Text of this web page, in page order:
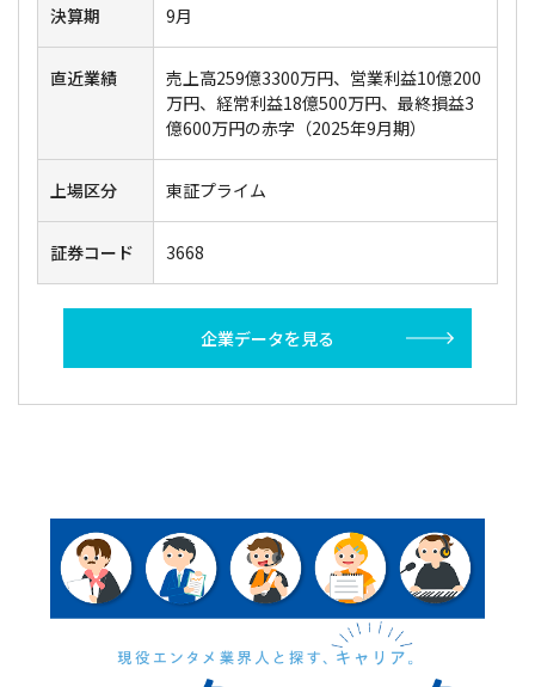
決算期 9月
直近業績
売上高259億3300万円、営業利益10億200
万円、経常利益18億500万円、最終損益3
億600万円の赤字（2025年9月期）
上場区分 東証プライム
証券コード 3668
企業データを見る